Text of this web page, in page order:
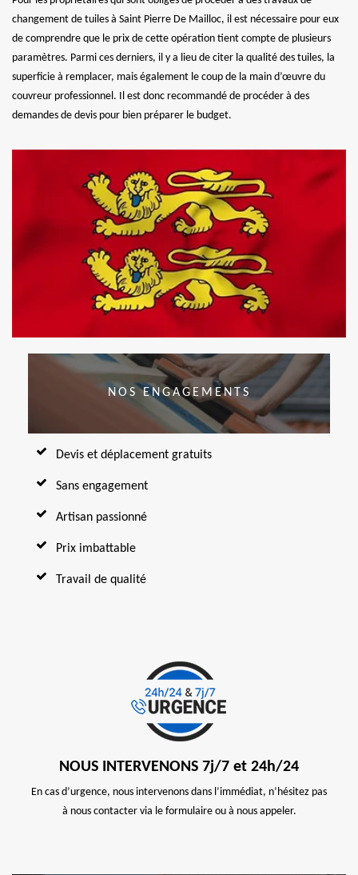
changement de tuiles à Saint Pierre De Mailloc, il est nécessaire pour eux
de comprendre que le prix de cette opération tient compte de plusieurs
paramètres. Parmi ces derniers, il y a lieu de citer la qualité des tuiles, la
superficie à remplacer, mais également le coup de la main d’œuvre du
couvreur professionnel. Il est donc recommandé de procéder à des
demandes de devis pour bien préparer le budget.
NOS ENGAGEMENTS
Devis et déplacement gratuits
Sans engagement
Artisan passionné
Prix imbattable
Travail de qualité
NOUS INTERVENONS 7j/7 et 24h/24
En cas d’urgence, nous intervenons dans l’immédiat, n’hésitez pas
à nous contacter via le formulaire ou à nous appeler.